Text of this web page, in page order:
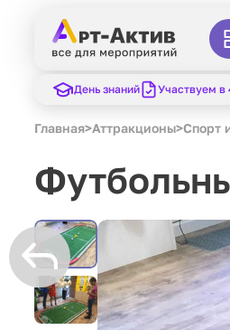
День знаний Участвуем
Главная>Аттракционы>Спорт